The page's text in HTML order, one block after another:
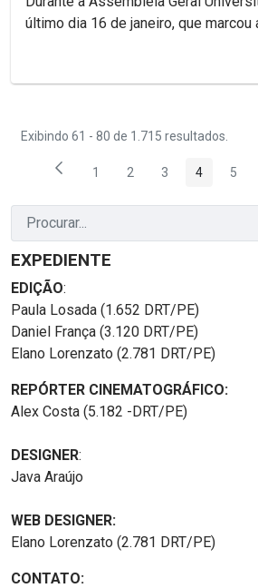
último dia 16 de janeiro, que marcou
Exibindo 61 - 80 de 1.715 resultados.
Página
1 Página
2 Página
3 Página
4 5
EXPEDIENTE
EDIÇÃO:
Paula Losada (1.652 DRT/PE)
Daniel França (3.120 DRT/PE)
Elano Lorenzato (2.781 DRT/PE)
REPÓRTER CINEMATOGRÁFICO:
Alex Costa (5.182 -DRT/PE)
DESIGNER:
Java Araújo
WEB DESIGNER:
Elano Lorenzato (2.781 DRT/PE)
CONTATO: